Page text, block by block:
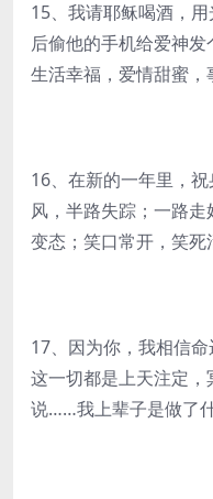
15、我请耶稣喝酒，
后偷他的手机给爱神
生活幸福，爱情甜蜜，
16、在新的一年里，
风，半路失踪；一路
变态；笑口常开，笑死
17、因为你，我相信
这一切都是上天注定
说……我上辈子是做了